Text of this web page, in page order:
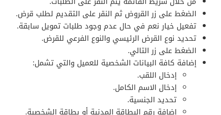
الضغط على زر القروض ثم النقر على التقديم لطلب قرض.
تفعيل خيار نعم في حال عدم وجود طلبات تمويل سابقة.
تحديد نوع القرض الرئيسي والنوع الفرعي للقرض.
الضغط على زر التالي.
إضافة كافة البيانات الشخصية للعميل والتي تشمل:
إدخال اللقب.
إدخال الاسم الكامل.
تحديد الجنسية.
إضافة رقم البطاقة المدنية أو بطاقة الشخصية.